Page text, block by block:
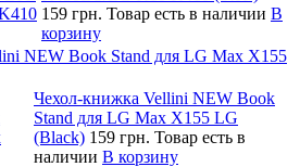
159 грн. Товар есть в наличии В
корзину
NEW Book Stand для LG Max X155
Чехол-книжка Vellini NEW Book
Stand для LG Max X155 LG
(Black) 159 грн. Товар есть в
наличии В корзину